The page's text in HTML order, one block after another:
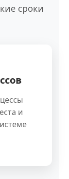
сроки
и